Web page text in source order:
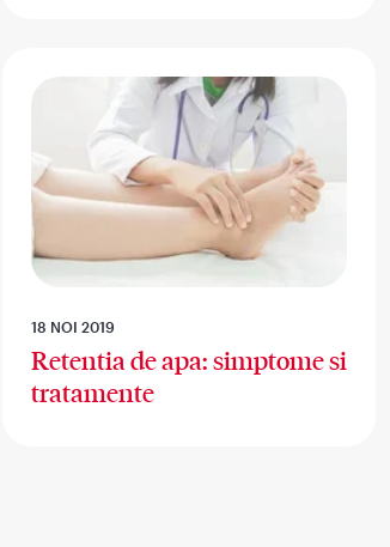
18 NOI 2019
Retentia de apa: simptome si
tratamente